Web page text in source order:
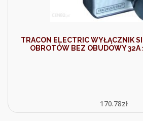
TRACON ELECTRIC WYŁĄCZNIK
OBROTÓW BEZ OBUDOWY
170.78zł